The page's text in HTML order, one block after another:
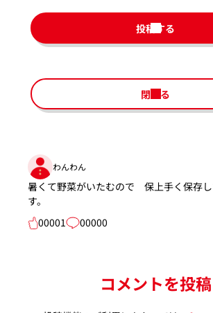
投稿する
閉じる
わんわん
暑くて野菜がいたむので 保上手く保存
す。
00001
00000
コメントを投稿